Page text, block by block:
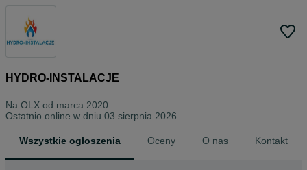
HYDRO-INSTALACJE
Na OLX od marca 2020
Ostatnio online w dniu 03 sierpnia 2026
Wszystkie ogłoszenia Oceny O nas Kontakt